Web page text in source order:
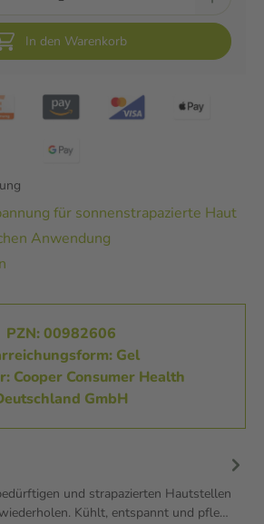
In den Warenkorb
für sonnenstrapazierte Haut
Anwendung
PZN: 00982606
Gel
Cooper Consumer Health
GmbH
und strapazierten Hautstellen
Kühlt, entspannt und pfle…